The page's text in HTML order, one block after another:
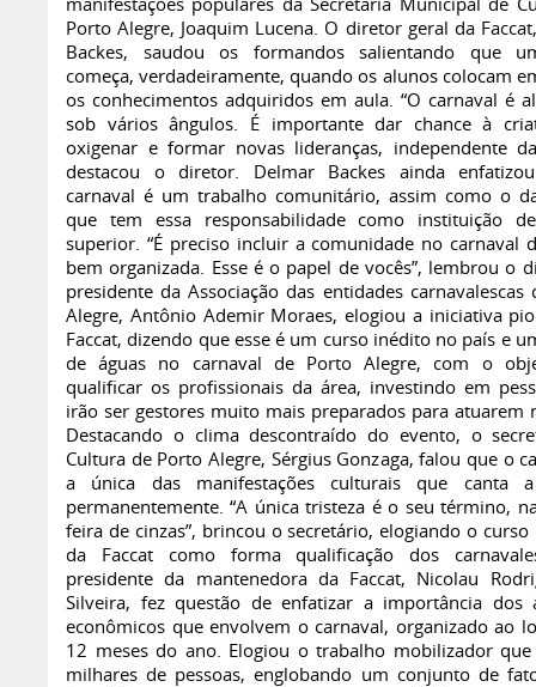
manifestações populares da Secretaria Municipal de
Porto Alegre, Joaquim Lucena. O diretor geral da
Backes, saudou os formandos salientando que
começa, verdadeiramente, quando os alunos colocam
os conhecimentos adquiridos em aula. “O carnaval é
sob vários ângulos. É importante dar chance à
oxigenar e formar novas lideranças, independente
destacou o diretor. Delmar Backes ainda
carnaval é um trabalho comunitário, assim como o
que tem essa responsabilidade como instituição
superior. “É preciso incluir a comunidade no carnaval
bem organizada. Esse é o papel de vocês”, lembrou o
presidente da Associação das entidades carnavalescas
Alegre, Antônio Ademir Moraes, elogiou a iniciativa
Faccat, dizendo que esse é um curso inédito no país e
de águas no carnaval de Porto Alegre, com o
qualificar os profissionais da área, investindo em
irão ser gestores muito mais preparados para atuarem
Destacando o clima descontraído do evento, o
Cultura de Porto Alegre, Sérgius Gonzaga, falou que o
a única das manifestações culturais que canta
permanentemente. “A única tristeza é o seu término,
feira de cinzas”, brincou o secretário, elogiando o
da Faccat como forma qualificação dos
presidente da mantenedora da Faccat, Nicolau
Silveira, fez questão de enfatizar a importância dos
econômicos que envolvem o carnaval, organizado ao
12 meses do ano. Elogiou o trabalho mobilizador que
milhares de pessoas, englobando um conjunto de